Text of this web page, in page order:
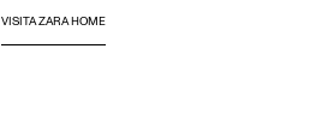
VISITA ZARA HOME